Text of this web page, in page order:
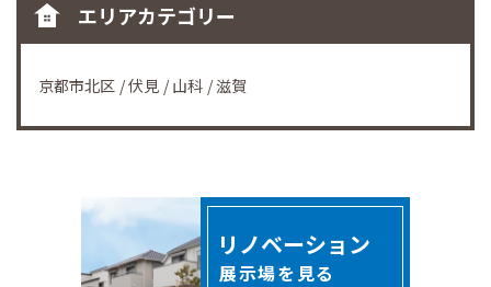
エリアカテゴリー
京都市北区 伏見 山科 滋賀
リノベーション
展示場を見る